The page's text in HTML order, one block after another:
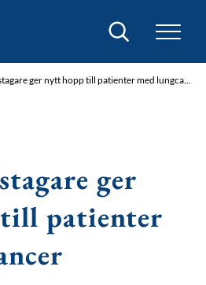
Sök
ger nytt hopp till patienter med lungcancer
ger
patienter